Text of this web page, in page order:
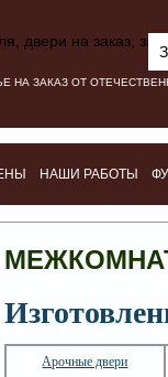
ЗАКАЗ ОТ
НАШИ РАБОТЫ
Арочные двери